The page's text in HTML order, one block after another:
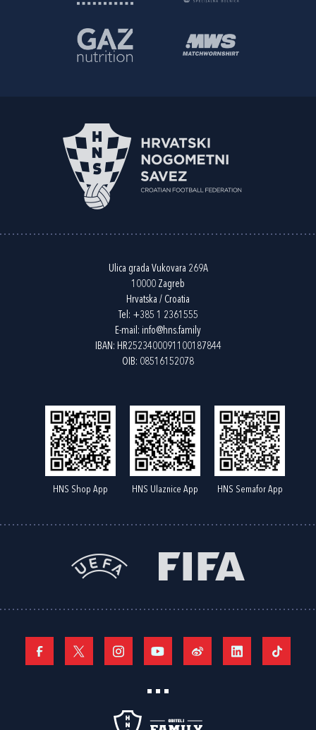
Ulica grada Vukovara 269A
10000 Zagreb
Hrvatska / Croatia
Tel: +385 1 2361555
E-mail: info@hns.family
IBAN: HR2523400091100187844
OIB: 08516152078
HNS Shop App HNS Ulaznice App HNS Semafor App